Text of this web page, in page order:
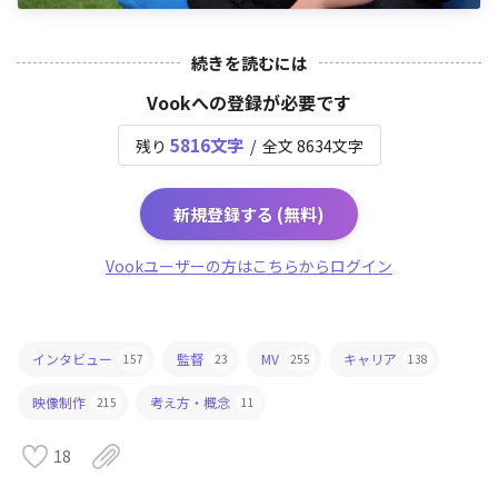
続きを読むには
Vookへの登録が必要です
残り 5816文字/ 全文 8634文字
新規登録する (無料)
Vookユーザーの方はこちらからログイン
インタビュー 157 監督 23 MV 255 キャリア 138
映像制作 215 考え方・概念 11
18